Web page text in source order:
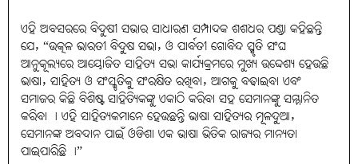
ଏହି ଅବସରରେ ବିଦୁଷୀ ସଭାର ସାଧାରଣ ସମ୍ପାଦକ ଶଶଧର ପଣ୍ଡା କହିଛନ୍ତି
ଯେ, “ଉତ୍କଳ ଭାରତୀ ବିଦୁଷ ସଭା, ଓ ପାର୍ବତୀ ଗୋବିନ୍ଦ ସ୍ମୃତି ସଂଘ
ଆନୁକୂଲ୍ୟରେ ଆୟୋଜିତ ସାହିତ୍ୟ ସଭା କାର୍ଯ୍ୟକ୍ରମରେ ମୁଖ୍ୟ ଉଦ୍ଦେଶ୍ୟ ହେଉଛି
ଭାଷା, ସାହିତ୍ୟ ଓ ସଂସ୍କୃତିକୁ ସଂରକ୍ଷିତ ରଖିବା, ଆଗକୁ ବଢାଇବା ଏବଂ
ସମାଜର କିଛି ବିଶିଷ୍ଟ ସାହିତ୍ୟିକଙ୍କୁ ଏକାଠି କରିବା ସହ ସେମାନଙ୍କୁ ସମ୍ମାନିତ
କରିବା । ଏହି ସାହିତ୍ୟକମାନେ ହେଉଛନ୍ତି ଭାଷା ସାହିତ୍ୟର ମୂଳଦୁଆ,
ସେମାନଙ୍କ ଅବଦାନ ପାଇଁ ଓଡିଶା ଏକ ଭାଷା ଭିତିକ ରାଜ୍ୟର ମାନ୍ୟତା
ପାଇପାରିଛି ।”